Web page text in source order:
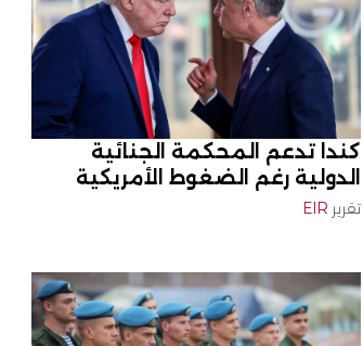
كندا تدعم المحكمة الجنائية
الدولية رغم الضغوط الأمريكية
تقرير EIR